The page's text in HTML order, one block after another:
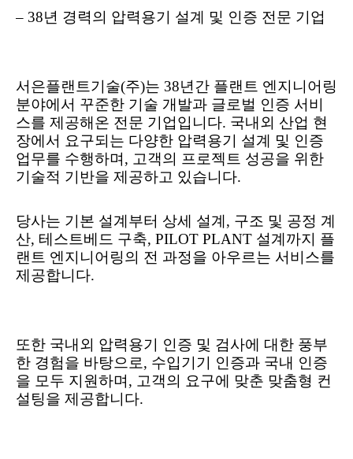
– 38년 경력의 압력용기 설계 및 인증 전문 기업
서은플랜트기술(주)는 38년간 플랜트 엔지니어링
분야에서 꾸준한 기술 개발과 글로벌 인증 서비
스를 제공해온 전문 기업입니다. 국내외 산업 현
장에서 요구되는 다양한 압력용기 설계 및 인증
업무를 수행하며 , 고객의 프로젝트 성공을 위한
기술적 기반을 제공하고 있습니다.
당사는 기본 설계부터 상세 설계, 구조 및 공정 계
산, 테스트베드 구축, PILOT PLANT 설계까지 플
랜트 엔지니어링의 전 과정을 아우르는 서비스를
제공합니다.
또한 국내외 압력용기 인증 및 검사에 대한 풍부
한 경험을 바탕으로, 수입기기 인증과 국내 인증
을 모두 지원하며 , 고객의 요구에 맞춘 맞춤형 컨
설팅을 제공합니다.